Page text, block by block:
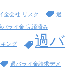
金会社 リスク 過
バライ金 完済済み
ング
過バ
過バライ金請求デメ